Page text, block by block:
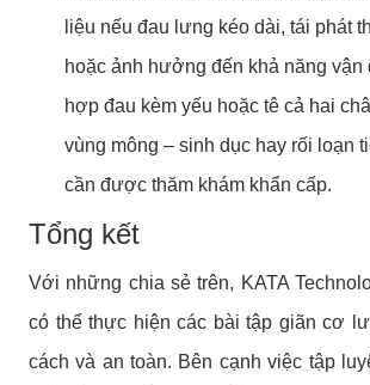
liệu nếu đau lưng kéo dài, tái phát
hoặc ảnh hưởng đến khả năng vận
hợp đau kèm yếu hoặc tê cả hai
vùng mông – sinh dục hay rối loạn
cần được thăm khám khẩn cấp.
Tổng kết
Với những chia sẻ trên, KATA
có thể thực hiện các bài tập giãn cơ
cách và an toàn. Bên cạnh việc tập